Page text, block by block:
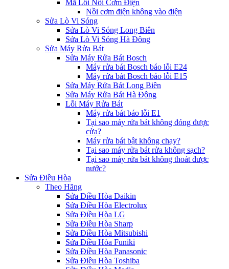
Mã Lỗi Nồi Cơm Điện
Nồi cơm điện không vào điện
Sửa Lò Vi Sóng
Sửa Lò Vi Sóng Long Biên
Sửa Lò Vi Sóng Hà Đông
Sửa Máy Rửa Bát
Sửa Máy Rửa Bát Bosch
Máy rửa bát Bosch báo lỗi E24
Máy rửa bát Bosch báo lỗi E15
Sửa Máy Rửa Bát Long Biên
Sửa Máy Rửa Bát Hà Đông
Lỗi Máy Rửa Bát
Máy rửa bát báo lỗi E1
Tại sao máy rửa bát không đóng được
cửa?
Máy rửa bát bật không chạy?
Tại sao máy rửa bát rửa không sạch?
Tại sao máy rửa bát không thoát được
nước?
Sửa Điều Hòa
Theo Hãng
Sửa Điều Hòa Daikin
Sửa Điều Hòa Electrolux
Sửa Điều Hòa LG
Sửa Điều Hòa Sharp
Sửa Điều Hòa Mitsubishi
Sửa Điều Hòa Funiki
Sửa Điều Hòa Panasonic
Sửa Điều Hòa Toshiba